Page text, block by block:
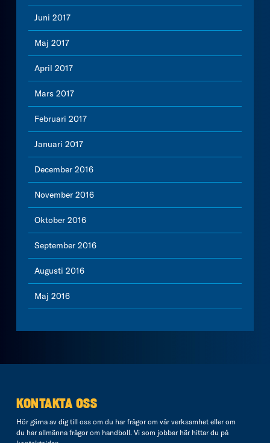
Juni 2017
Maj 2017
April 2017
Mars 2017
Februari 2017
Januari 2017
December 2016
November 2016
Oktober 2016
September 2016
Augusti 2016
Maj 2016
KONTAKTA OSS
Hör gärna av dig till oss om du har frågor om vår verksamhet eller om
du har allmänna frågor om handboll. Vi som jobbar här hittar du på